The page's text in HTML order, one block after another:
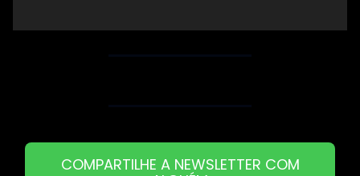
COMPARTILHE A NEWSLETTER COM